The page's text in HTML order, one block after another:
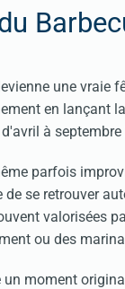
une vraie
en lançant
à septembre
parfois
se retrouver
valorisées
ou des
un moment